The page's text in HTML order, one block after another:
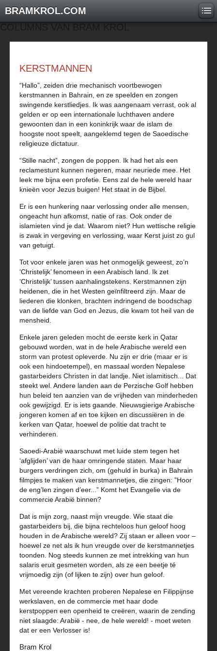
BRAMKROL.COM
KERSTMANNEN
“Hallo”, zeiden drie mechanisch voortbewogen
kerstmannen in Bahrain, en ze speelden en zongen
swingende kerstliedjes. Ik was aangenaam verrast, ook al
gelden er op een internationale luchthaven andere
gewoonten dan in een koninkrijk waar de islam de
hoogste noot speelt, aangeklemd tegen de Saoedische
religieuze dictatuur.
“Stille nacht”, zongen de poppen. Ik had het als een
reclamestunt kunnen negeren, maar neuriede mee. Het
leek me bijna een profetie. Eens zal de hele wereld haar
knieën voor Jezus buigen! Het staat in de Bijbel.
Er is een hunkering naar verlossing onder alle mensen,
ongeacht hun afkomst, natie of ras. Ook onder de
islamieten vind je dat. Waarom niet? Hun wettische religie
is zwak in vergeving en verlossing, waar Kerst juist zo gul
van getuigt.
Tot voor enkele jaren was het onmogelijk geweest, zo’n
‘Christelijk’ fenomeen in een Arabisch land. Ik zet
‘Christelijk’ tussen aanhalingstekens. Kerstmannen zijn
heidenen, die in het Westen geïnfiltreerd zijn. Maar de
liederen die klonken, brachten indringend de boodschap
van de liefde van God en Jezus, die kwam tot heil van de
mensheid.
Enkele jaren geleden mocht de eerste kerk in Qatar
gebouwd worden, wat in de hele Arabische wereld een
storm van protest opleverde. Nu zijn er drie (maar er is
ook een hindoetempel), en massaal worden Nepalese
gastarbeiders Christen in dat landje. Niet islamitisch... Dat
steekt wel. Andere landen aan de Perzische Golf hebben
hun beleid ten aanzien van de vrijheden van minderheden
ook gewijzigd. Er is iets gaande. Nieuwsgierige Arabische
jongeren komen af en toe kijken en discussiëren in de
kerken van Qatar, hoewel de politie dat tracht te
verhinderen.
Saoedi-Arabië waarschuwt met luide stem tegen het
‘afglijden’ van de haar omringende staten. Maar haar
burgers verdringen zich, om (gehuld in burka) in Bahrain
filmpjes te maken van kerstmannetjes, die zingen: ”Hoor
de eng’len zingen d’eer...” Komt het Evangelie via de
commercie Arabië binnen?
Dat is mijn zorg, naast mijn vreugde. Wie staat die
gastarbeiders bij, die bijna rechteloos hun geloof hoog
houden in de Arabische wereld? Zij staan er alleen voor –
hoewel ze net als ik hun vreugde over de kerstmannetjes
toonden. Nog steeds kunnen ze met intrekking van hun
salaris eruit gesmeten worden, als ze een beetje té
vrijmoedig zijn (of lijken te zijn) over hun geloof.
Met vereende krachten proberen Nepalese en Filippijnse
werkslaven, en de commercie met haar dode
kerstpoppen een openheid te creëren, waarin de zending
niet slaagde: Arabië - nee, de hele wereld! - moet weten
dat er een Verlosser is!
Bram Krol